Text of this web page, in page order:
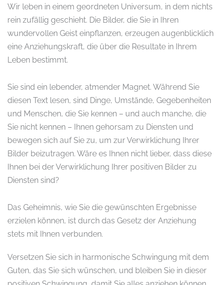
Wir leben in einem geordneten Universum, in dem nichts
rein zufällig geschieht. Die Bilder, die Sie in Ihren
wundervollen Geist einpflanzen, erzeugen augenblicklich
eine Anziehungskraft, die über die Resultate in Ihrem
Leben bestimmt.
Sie sind ein lebender, atmender Magnet. Während Sie
diesen Text lesen, sind Dinge, Umstände, Gegebenheiten
und Menschen, die Sie kennen – und auch manche, die
Sie nicht kennen – Ihnen gehorsam zu Diensten und
bewegen sich auf Sie zu, um zur Verwirklichung Ihrer
Bilder beizutragen. Wäre es Ihnen nicht lieber, dass diese
Ihnen bei der Verwirklichung Ihrer positiven Bilder zu
Diensten sind?
Das Geheimnis, wie Sie die gewünschten Ergebnisse
erzielen können, ist durch das Gesetz der Anziehung
stets mit Ihnen verbunden.
Versetzen Sie sich in harmonische Schwingung mit dem
Guten, das Sie sich wünschen, und bleiben Sie in dieser